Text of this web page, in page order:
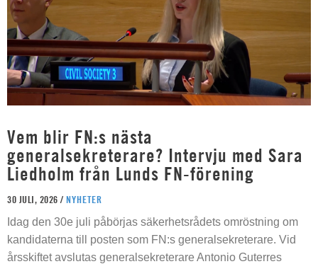
Vem blir FN:s nästa
generalsekreterare? Intervju med Sara
Liedholm från Lunds FN-förening
30 JULI, 2026 / NYHETER
Idag den 30e juli påbörjas säkerhetsrådets omröstning om
kandidaterna till posten som FN:s generalsekreterare. Vid
årsskiftet avslutas generalsekreterare Antonio Guterres